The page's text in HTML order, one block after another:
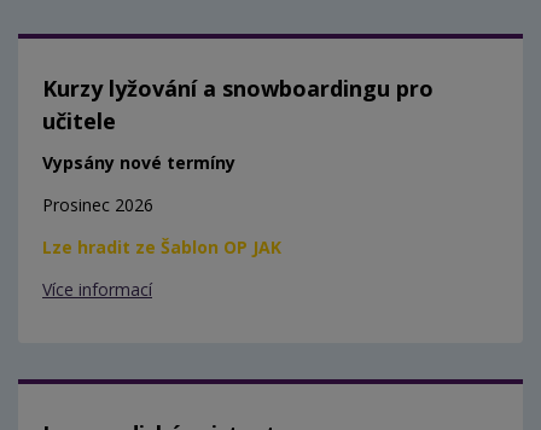
Kurzy lyžování a snowboardingu pro
učitele
Vypsány nové termíny
Prosinec 2026
Lze hradit ze Šablon OP JAK
Více informací